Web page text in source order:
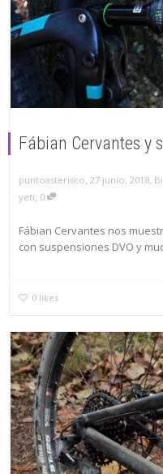
Fábian Cervantes y
puntoasterisco 27 junio, 2018
yeti 0
Fábian Cervantes nos
con suspensiones DVO y
0 likes